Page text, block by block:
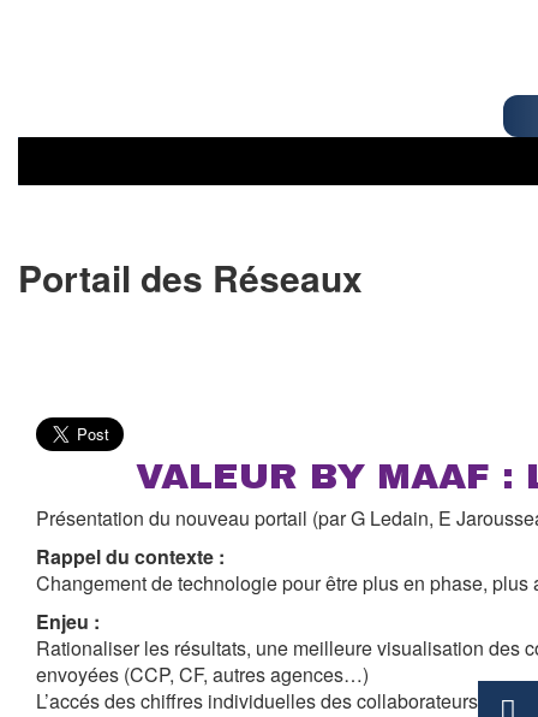
Portail des Réseaux
VALEUR BY MAAF :
Présentation du nouveau portail (par G Ledain, E
Rappel du contexte :
Changement de technologie pour être plus en phase, plus
Enjeu :
Rationaliser les résultats, une meilleure visualisation des
envoyées (CCP, CF, autres agences…)
L’accés des chiffres individuelles des collaborateurs sera